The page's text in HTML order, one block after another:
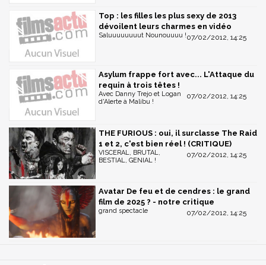
Top : les filles les plus sexy de 2013
dévoilent leurs charmes en vidéo
07/02/2012, 14:25
Saluuuuuuuut Nounouuuu !
Asylum frappe fort avec... L'Attaque du
requin à trois têtes !
07/02/2012, 14:25
Avec Danny Trejo et Logan
d'Alerte à Malibu !
THE FURIOUS : oui, il surclasse The Raid
1 et 2, c'est bien réel ! (CRITIQUE)
07/02/2012, 14:25
VISCERAL, BRUTAL,
BESTIAL, GENIAL !
Avatar De feu et de cendres : le grand
film de 2025 ? - notre critique
07/02/2012, 14:25
grand spectacle